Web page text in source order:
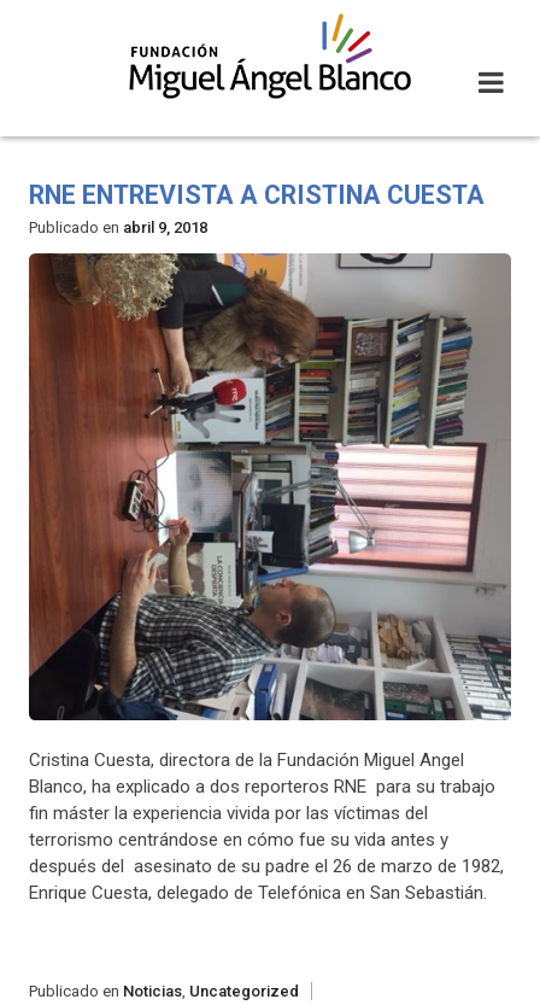
RNE ENTREVISTA A CRISTINA CUESTA
Publicado en abril 9, 2018
Cristina Cuesta, directora de la Fundación Miguel Angel
Blanco, ha explicado a dos reporteros RNE para su trabajo
fin máster la experiencia vivida por las víctimas del
terrorismo centrándose en cómo fue su vida antes y
después del asesinato de su padre el 26 de marzo de 1982,
Enrique Cuesta, delegado de Telefónica en San Sebastián.
Publicado en Noticias, Uncategorized